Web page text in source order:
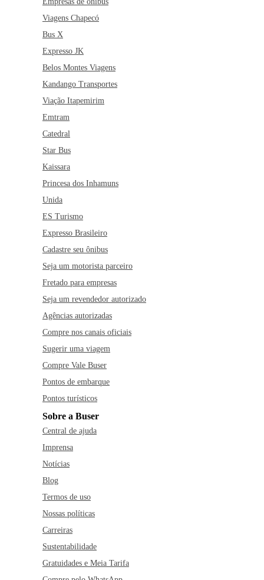
Viagens Chapecó
Bus X
Expresso JK
Belos Montes Viagens
Kandango Transportes
Viação Itapemirim
Emtram
Catedral
Star Bus
Kaissara
Princesa dos Inhamuns
Unida
ES Turismo
Expresso Brasileiro
Cadastre seu ônibus
Seja um motorista parceiro
Fretado para empresas
Seja um revendedor autorizado
Agências autorizadas
Compre nos canais oficiais
Sugerir uma viagem
Compre Vale Buser
Pontos de embarque
Pontos turísticos
Sobre a Buser
Central de ajuda
Imprensa
Notícias
Blog
Termos de uso
Nossas políticas
Carreiras
Sustentabilidade
Gratuidades e Meia Tarifa